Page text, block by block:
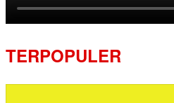
TERPOPULER